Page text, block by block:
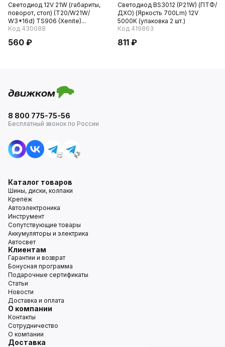
Светодиод 12V 21W (габариты,
поворот, стоп) (T20/W21W/
W3*16d) TS906 (Xenite)...
Код 430088
560 ₽
Светодиод BS3012 (P21W) (ПТФ/
ДХО) (Яркость 700Lm) 12V
5000K (упаковка 2 шт.)
Код 419863
811 ₽
8 800 775-75-56
Бесплатный звонок по России
Каталог товаров
Шины, диски, колпаки
Крепёж
Автоэлектроника
Инструмент
Сопутствующие товары
Аккумуляторы и электрика
Автосвет
Клиентам
Гарантии и возврат
Бонусная программа
Подарочные сертификаты
Статьи
Новости
Доставка и оплата
О компании
Контакты
Сотрудничество
О компании
Доставка